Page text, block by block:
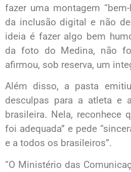
fazer uma montagem
da inclusão digital e não
ideia é fazer algo bem
da foto do Medina, não
afirmou, sob reserva, um
Além disso, a pasta
desculpas para a atleta e
brasileira. Nela, reconhece
foi adequada” e pede
e a todos os brasileiros”.
“O Ministério das